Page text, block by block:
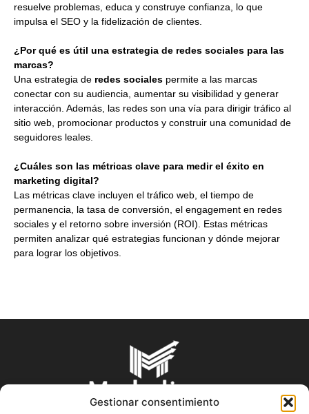
Gestionar consentimiento
resuelve problemas, educa y construye confianza, lo que
impulsa el SEO y la fidelización de clientes.
¿Por qué es útil una estrategia de redes sociales para las
marcas?
Una estrategia de redes sociales permite a las marcas
conectar con su audiencia, aumentar su visibilidad y generar
interacción. Además, las redes son una vía para dirigir tráfico al
sitio web, promocionar productos y construir una comunidad de
seguidores leales.
¿Cuáles son las métricas clave para medir el éxito en
marketing digital?
Las métricas clave incluyen el tráfico web, el tiempo de
permanencia, la tasa de conversión, el engagement en redes
sociales y el retorno sobre inversión (ROI). Estas métricas
permiten analizar qué estrategias funcionan y dónde mejorar
para lograr los objetivos.